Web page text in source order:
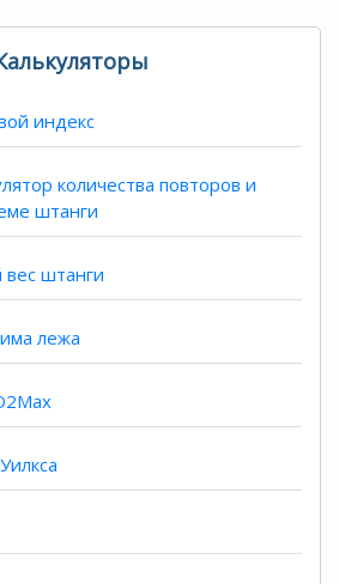
индекс
количества повторов и
штанги
штанги
лежа